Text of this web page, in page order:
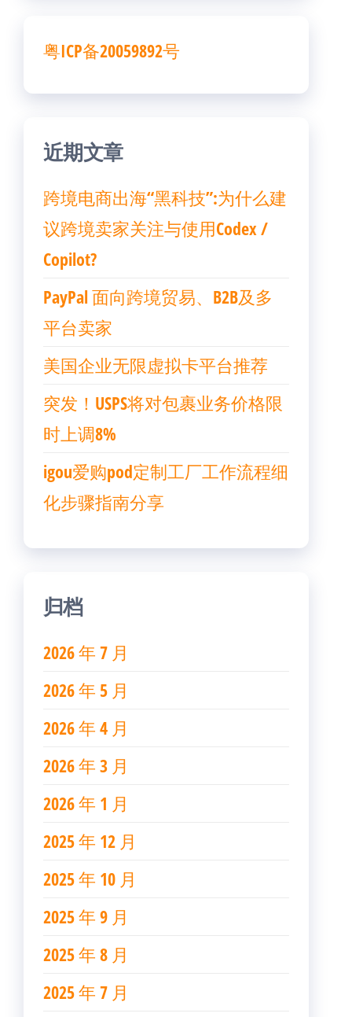
粤ICP备20059892号
近期文章
跨境电商出海“黑科技”:为什么建
议跨境卖家关注与使用Codex /
Copilot?
PayPal 面向跨境贸易、B2B及多
平台卖家
美国企业无限虚拟卡平台推荐
突发！USPS将对包裹业务价格限
时上调8%
igou爱购pod定制工厂工作流程细
化步骤指南分享
归档
2026 年 7 月
2026 年 5 月
2026 年 4 月
2026 年 3 月
2026 年 1 月
2025 年 12 月
2025 年 10 月
2025 年 9 月
2025 年 8 月
2025 年 7 月